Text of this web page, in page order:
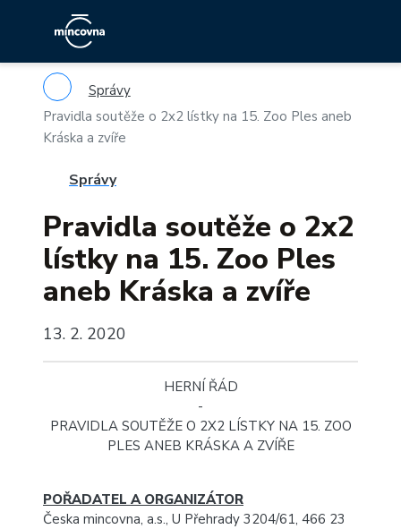
Správy
Pravidla soutěže o 2x2 lístky na 15. Zoo Ples aneb
Kráska a zvíře
Správy
Pravidla soutěže o 2x2
lístky na 15. Zoo Ples
aneb Kráska a zvíře
13. 2. 2020
HERNÍ ŘÁD
-
PRAVIDLA SOUTĚŽE O 2X2 LÍSTKY NA 15. ZOO
PLES ANEB KRÁSKA A ZVÍŘE
POŘADATEL A ORGANIZÁTOR
Česka mincovna, a.s., U Přehrady 3204/61, 466 23